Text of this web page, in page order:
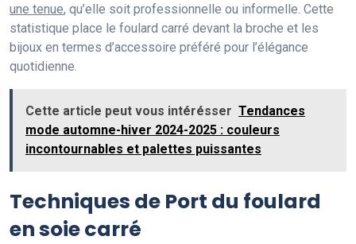
une tenue, qu’elle soit professionnelle ou informelle. Cette
statistique place le foulard carré devant la broche et les
bijoux en termes d’accessoire préféré pour l’élégance
quotidienne.
Cette article peut vous intérésser Tendances
mode automne-hiver 2024-2025 : couleurs
incontournables et palettes puissantes
Techniques de Port du foulard
en soie carré